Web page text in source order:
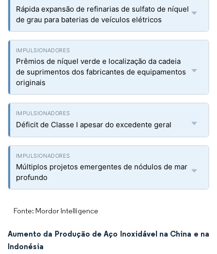
Rápida expansão de refinarias de sulfato de níquel
de grau para baterias de veículos elétricos
Prêmios de níquel verde e localização da cadeia
de suprimentos dos fabricantes de equipamentos
originais
Déficit de Classe I apesar do excedente geral
Múltiplos projetos emergentes de nódulos de mar
profundo
Fonte: Mordor Intelligence
Aumento da Produção de Aço Inoxidável na China e na
Indonésia